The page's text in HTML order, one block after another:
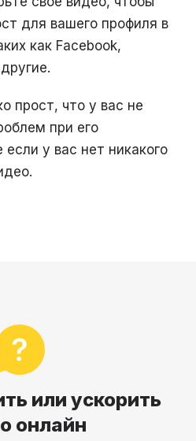
для вашего профиля в
как Facebook,
прост, что у вас не
при его
у вас нет никакого
или ускорить
онлайн